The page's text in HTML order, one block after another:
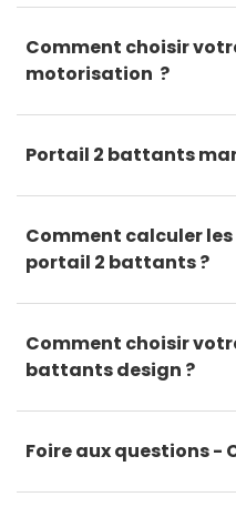
Comment choisir
motorisation ?
Portail 2 battants
Comment calculer
portail 2 battants ?
Comment choisir
battants design ?
Foire aux questions -